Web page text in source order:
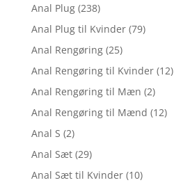
Anal Plug (238)
Anal Plug til Kvinder (79)
Anal Rengøring (25)
Anal Rengøring til Kvinder (12)
Anal Rengøring til Mæn (2)
Anal Rengøring til Mænd (12)
Anal S (2)
Anal Sæt (29)
Anal Sæt til Kvinder (10)